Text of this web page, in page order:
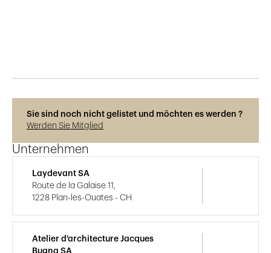
Sie sind noch nicht gelistet und möchten es werden ?
Werden Sie Mitglied
Unternehmen
Laydevant SA
Route de la Galaise 11,
1228 Plan-les-Ouates - CH
Atelier d'architecture Jacques
Bugna SA